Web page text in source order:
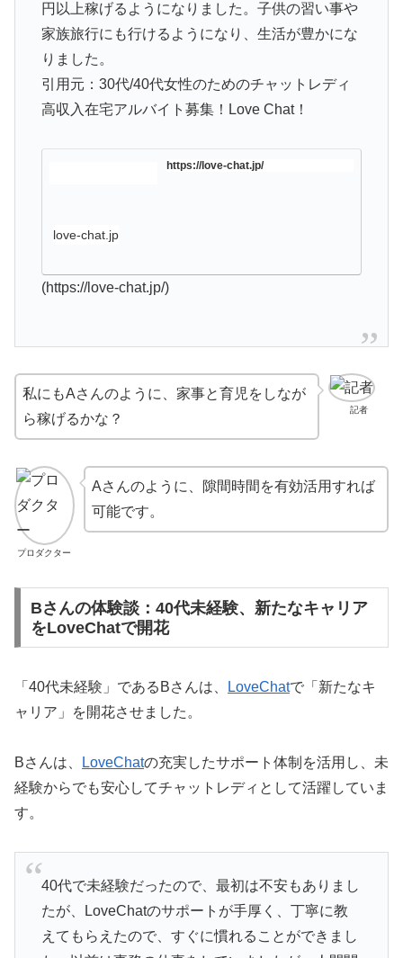
円以上稼げるようになりました。子供の習い事や
家族旅行にも行けるようになり、生活が豊かにな
りました。
引用元：30代/40代女性のためのチャットレディ
高収入在宅アルバイト募集！Love Chat！
https://love-chat.jp/
love-chat.jp
(https://love-chat.jp/)
記者
私にもAさんのように、家事と育児をしなが
ら稼げるかな？
プロダクター
Aさんのように、隙間時間を有効活用すれば
可能です。
Bさんの体験談：40代未経験、新たなキャリア
をLoveChatで開花
「40代未経験」であるBさんは、 LoveChatで「新たなキ
ャリア」を開花させました。
Bさんは、 LoveChatの充実したサポート体制を活用し、未
経験からでも安心してチャットレディとして活躍していま
す。
40代で未経験だったので、最初は不安もありまし
たが、LoveChatのサポートが手厚く、丁寧に教
えてもらえたので、すぐに慣れることができまし